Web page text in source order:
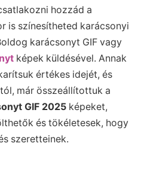
hozzád a
is színesítheted karácsonyi
karácsonyt GIF vagy
képek küldésével. Annak
értékes idejét, és
már összeállítottuk a
GIF 2025 képeket,
és tökéletesek, hogy
szeretteinek.